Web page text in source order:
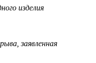
изделия
заявленная